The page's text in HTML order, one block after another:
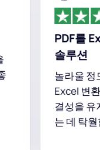
PDF를
솔루션
놀라울 정도로
Excel 변환 도
결성을 유지
는 데 탁월합니